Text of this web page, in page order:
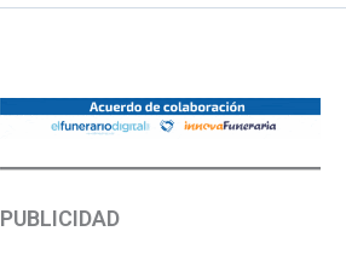
PUBLICIDAD